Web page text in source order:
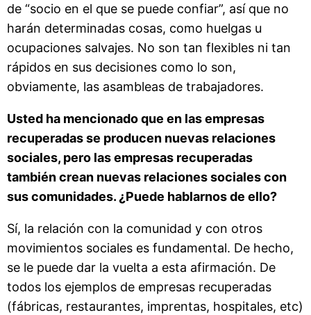
de “socio en el que se puede confiar”, así que no
harán determinadas cosas, como huelgas u
ocupaciones salvajes. No son tan flexibles ni tan
rápidos en sus decisiones como lo son,
obviamente, las asambleas de trabajadores.
Usted ha mencionado que en las empresas
recuperadas se producen nuevas relaciones
sociales, pero las empresas recuperadas
también crean nuevas relaciones sociales con
sus comunidades. ¿Puede hablarnos de ello?
Sí, la relación con la comunidad y con otros
movimientos sociales es fundamental. De hecho,
se le puede dar la vuelta a esta afirmación. De
todos los ejemplos de empresas recuperadas
(fábricas, restaurantes, imprentas, hospitales, etc)